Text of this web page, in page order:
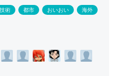
技術 都市 おいおい 海外